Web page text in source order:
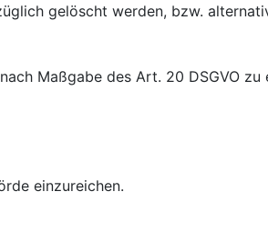
gelöscht werden, bzw.
Maßgabe des Art. 20 DSGVO
einzureichen.